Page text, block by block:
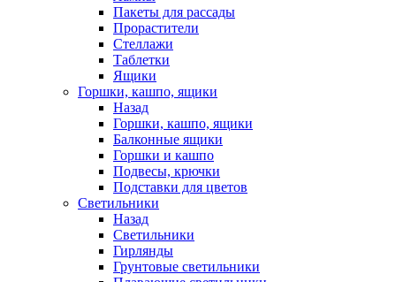
Пакеты для рассады
Прорастители
Стеллажи
Таблетки
Ящики
Горшки, кашпо, ящики
Назад
Горшки, кашпо, ящики
Балконные ящики
Горшки и кашпо
Подвесы, крючки
Подставки для цветов
Светильники
Назад
Светильники
Гирлянды
Грунтовые светильники